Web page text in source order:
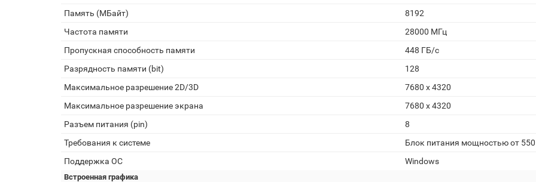
Память (МБайт)
8192
Частота памяти
28000 МГц
Пропускная способность памяти
448 ГБ/c
Разрядность памяти (bit)
128
Максимальное разрешение 2D/3D
7680 x 4320
Максимальное разрешение экрана
7680 х 4320
Разъем питания (pin)
8
Требования к системе
Блок питания мощностью от
Поддержка ОС
Windows
Встроенная графика